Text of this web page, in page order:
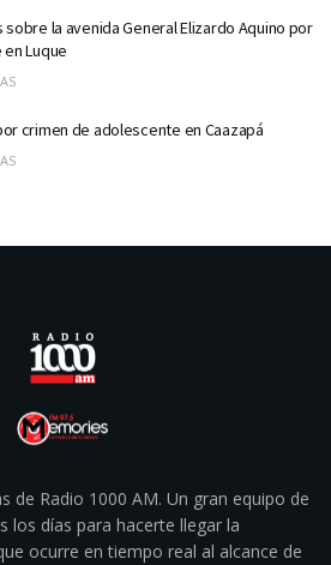
sobre la avenida General Elizardo Aquino por
Luque
crimen de adolescente en Caazapá
de Radio 1000 AM. Un gran equipo de
los días para hacerte llegar la
ocurre en tiempo real al alcance de